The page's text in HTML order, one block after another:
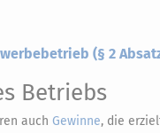
(§ 2
Betriebs
auch Gewinne, die